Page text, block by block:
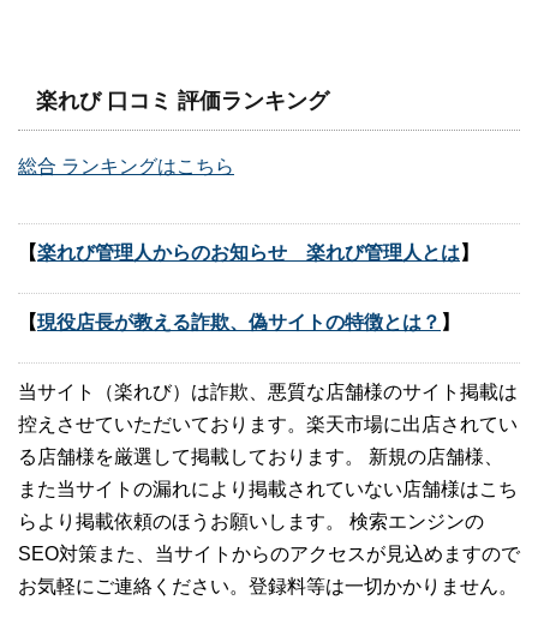
楽れび 口コミ 評価ランキング
総合 ランキングはこちら
【楽れび管理人からのお知らせ 楽れび管理人とは 】
【現役店長が教える詐欺、偽サイトの特徴とは？ 】
当サイト（楽れび）は詐欺、悪質な店舗様のサイト掲載は
控えさせていただいております。楽天市場に出店されてい
る店舗様を厳選して掲載しております。 新規の店舗様、
また当サイトの漏れにより掲載されていない店舗様はこち
らより掲載依頼のほうお願いします。 検索エンジンの
SEO対策また、当サイトからのアクセスが見込めますので
お気軽にご連絡ください。登録料等は一切かかりません。